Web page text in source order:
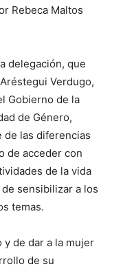
Rebeca Maltos
delegación, que
Verdugo,
Gobierno de la
de Género,
de las diferencias
de acceder con
de la vida
sensibilizar a los
temas.
y de dar a la mujer
de su